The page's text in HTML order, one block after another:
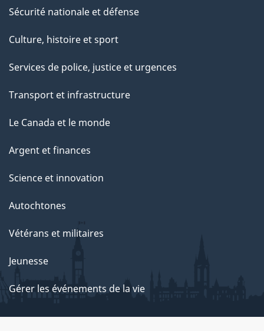
Sécurité nationale et défense
Culture, histoire et sport
Services de police, justice et urgences
Transport et infrastructure
Le Canada et le monde
Argent et finances
Science et innovation
Autochtones
Vétérans et militaires
Jeunesse
Gérer les événements de la vie